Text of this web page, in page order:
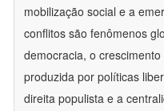
mobilização social e a
conflitos são fenômenos
democracia, o
produzida por políticas
direita populista e a